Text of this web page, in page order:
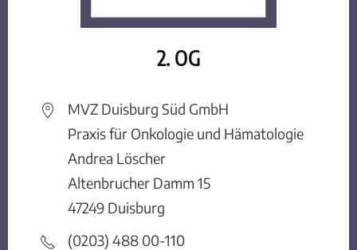
2. OG
MVZ Duisburg Süd GmbH
Praxis für Onkologie und Hämatologie
Andrea Löscher
Altenbrucher Damm 15
47249 Duisburg
(0203) 488 00-110